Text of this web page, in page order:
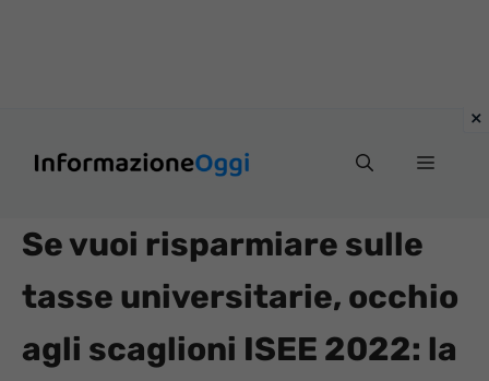
Menu
Se vuoi risparmiare sulle
tasse universitarie, occhio
agli scaglioni ISEE 2022: la